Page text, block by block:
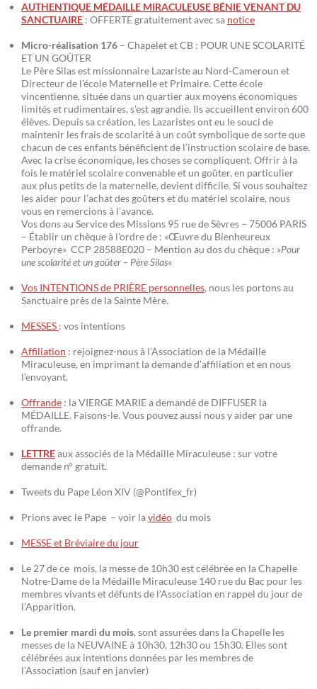
AUTHENTIQUE MÉDAILLE MIRACULEUSE BÉNIE VENANT DU
SANCTUAIRE : OFFERTE gratuitement avec sa notice
Micro-réalisation 176 – Chapelet et CB : POUR UNE SCOLARITÉ
ET UN GOÛTER
Le Père Silas est missionnaire Lazariste au Nord-Cameroun et
Directeur de l’école Maternelle et Primaire. Cette école
vincentienne, située dans un quartier aux moyens économiques
limités et rudimentaires, s’est agrandie. Ils accueillent environ 600
élèves. Depuis sa création, les Lazaristes ont eu le souci de
maintenir les frais de scolarité à un coût symbolique de sorte que
chacun de ces enfants bénéficient de l’instruction scolaire de base.
Avec la crise économique, les choses se compliquent. Offrir à la
fois le matériel scolaire convenable et un goûter, en particulier
aux plus petits de la maternelle, devient difficile. Si vous souhaitez
les aider pour l’achat des goûters et du matériel scolaire, nous
vous en remercions à l’avance.
Vos dons au Service des Missions 95 rue de Sèvres – 75006 PARIS
– Établir un chèque à l’ordre de : «Œuvre du Bienheureux
Perboyre» CCP 28588E020 – Mention au dos du chèque : »Pour
une scolarité et un goûter – Père Silas«
Vos INTENTIONS de PRIÈRE personnelles, nous les portons au
Sanctuaire près de la Sainte Mère.
MESSES : vos intentions
Affiliation : rejoignez-nous à l’Association de la Médaille
Miraculeuse, en imprimant la demande d’affiliation et en nous
l’envoyant.
Offrande : la VIERGE MARIE a demandé de DIFFUSER la
MÉDAILLE. Faisons-le. Vous pouvez aussi nous y aider par une
offrande.
LETTREaux associés de la Médaille Miraculeuse : sur votre
demande n° gratuit.
Tweets du Pape Léon XIV (@Pontifex_fr)
Prions avec le Pape – voir lavidéo du mois
MESSE et Bréviaire du jour
Le 27 de ce mois, la messe de 10h30 est célébrée en la Chapelle
Notre-Dame de la Médaille Miraculeuse 140 rue du Bac pour les
membres vivants et défunts de l’Association en rappel du jour de
l’Apparition.
Le premier mardi du mois, sont assurées dans la Chapelle les
messes de la NEUVAINE à 10h30, 12h30 ou 15h30. Elles sont
célébrées aux intentions données par les membres de
l’Association (sauf en janvier)